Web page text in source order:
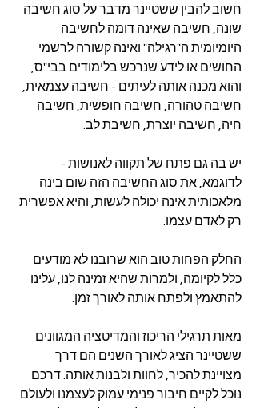
חשוב להבין ששטיינר מדבר על סוג חשיבה
שונה, חשיבה שאינה דומה לחשיבה
היומיומית ה"רגילה" ואינה קשורה לרשמי
החושים או לידע שנרכש בלימודים בבי"ס,
והוא מכנה אותה לעיתים - חשיבה עצמאית,
חשיבה טהורה, חשיבה חופשית, חשיבה
חיה, חשיבה יוצרת, חשיבת לב.
יש בה גם פתח של תקווה לאנושות -
לדוגמא, את סוג החשיבה הזה שום בינה
מלאכותית אינה יכולה לעשות, והיא אפשרית
רק לאדם עצמו.
החלק הפחות טוב הוא שרובנו לא מודעים
כלל לקיומה, ולמרות שהיא זמינה לנו, עלינו
להתאמץ ולפתח אותה לאורך זמן.
מאות תרגילי הריכוז והמדיטציה המגוונים
ששטיינר הציג לאורך השנים הם דרך
מצויינת להכיר, לחוות ולבנות אותה. דרכם
נוכל לקיים חיבור פנימי עמוק לעצמנו ולעולם